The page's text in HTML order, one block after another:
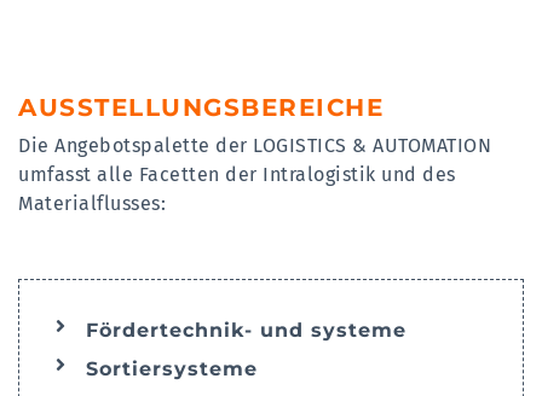
AUSSTELLUNGSBEREICHE
Die Angebotspalette der LOGISTICS & AUTOMATION
umfasst alle Facetten der Intralogistik und des
Materialflusses:
Fördertechnik- und systeme
Sortiersysteme